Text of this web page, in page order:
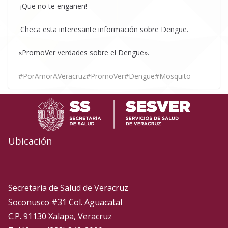
¡Que no te engañen!
Checa esta interesante información sobre Dengue.
«PromoVer verdades sobre el Dengue».
#PorAmorAVeracruz#PromoVer#Dengue#Mosquito
Ubicación
Secretaría de Salud de Veracruz
Soconusco #31 Col. Aguacatal
C.P. 91130 Xalapa, Veracruz